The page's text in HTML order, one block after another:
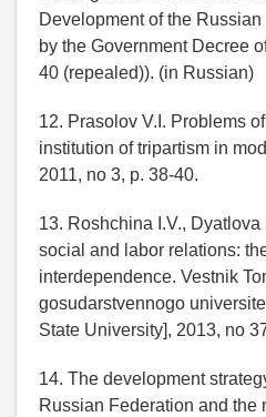
Development of the
by the Government Decree
40 (repealed)). (in Russian)
12. Prasolov V.I. Problems
institution of tripartism in
2011, no 3, p. 38-40.
13. Roshchina I.V.,
social and labor relations:
interdependence. Vestnik
gosudarstvennogo
State University], 2013, no
14. The development
Russian Federation and the